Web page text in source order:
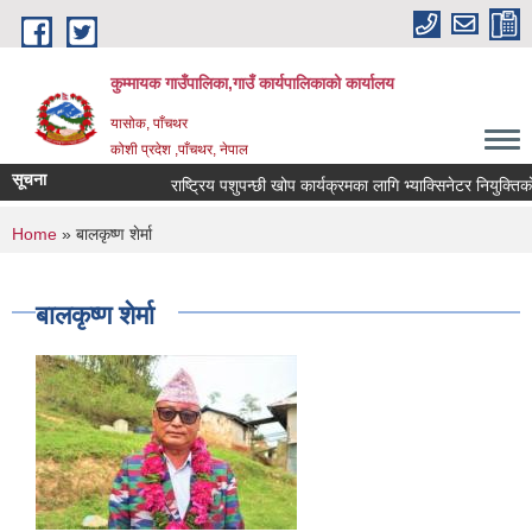
Skip to main content
कुम्मायक गाउँपालिका,गाउँ कार्यपालिकाको कार्यालय
यासोक, पाँचथर
कोशी प्रदेश ,पाँचथर, नेपाल
सूचना राष्ट्रिय पशुपन्छी खोप कार्यक्रमका लागि भ्याक्सिनेटर
You are here
Home » बालकृष्ण शेर्मा
बालकृष्ण शेर्मा